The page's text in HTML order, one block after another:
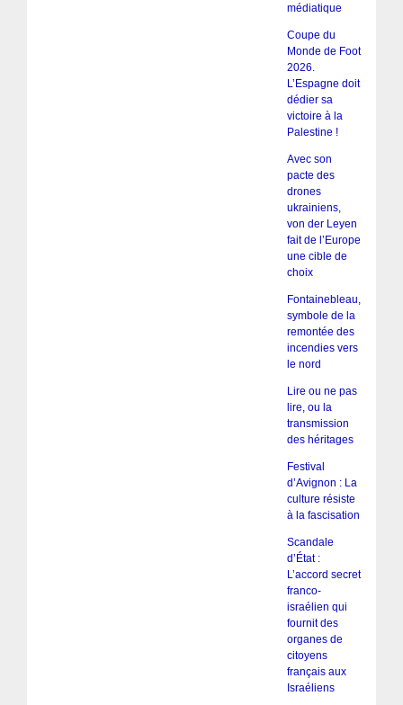
médiatique
Coupe du
Monde de Foot
2026.
L’Espagne doit
dédier sa
victoire à la
Palestine !
Avec son
pacte des
drones
ukrainiens,
von der Leyen
fait de l’Europe
une cible de
choix
Fontainebleau,
symbole de la
remontée des
incendies vers
le nord
Lire ou ne pas
lire, ou la
transmission
des héritages
Festival
d’Avignon : La
culture résiste
à la fascisation
Scandale
d’État :
L’accord secret
franco-
israélien qui
fournit des
organes de
citoyens
français aux
Israéliens